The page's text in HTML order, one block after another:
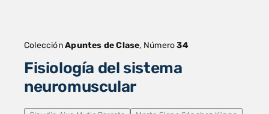
ColecciónApuntes de Clase, Número34
Fisiología del sistema
neuromuscular